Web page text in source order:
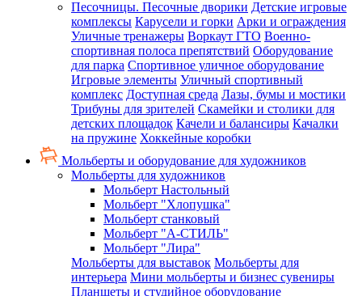
Песочницы. Песочные дворики Детские игровые
комплексы Карусели и горки Арки и ограждения
Уличные тренажеры Воркаут ГТО Военно-
спортивная полоса препятствий Оборудование
для парка Спортивное уличное оборудование
Игровые элементы Уличный спортивный
комплекс Доступная среда Лазы, бумы и мостики
Трибуны для зрителей Скамейки и столики для
детских площадок Качели и балансиры Качалки
на пружине Хоккейные коробки
Мольберты и оборудование для художников
Мольберты для художников
Мольберт Настольный
Мольберт "Хлопушка"
Мольберт станковый
Мольберт "А-СТИЛЬ"
Мольберт "Лира"
Мольберты для выставок Мольберты для
интерьера Мини мольберты и бизнес сувениры
Планшеты и студийное оборудование